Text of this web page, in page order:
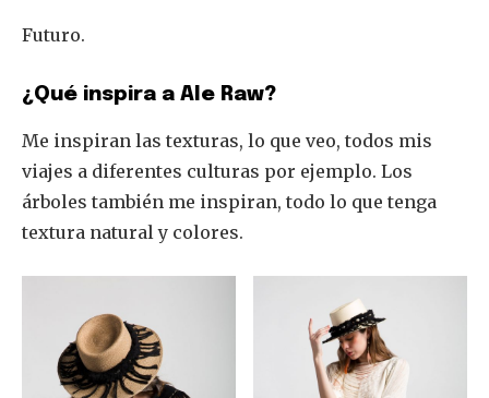
Share Tweet
Futuro.
¿Qué inspira a Ale Raw?
Me inspiran las texturas, lo que veo, todos mis
viajes a diferentes culturas por ejemplo. Los
árboles también me inspiran, todo lo que tenga
textura natural y colores.